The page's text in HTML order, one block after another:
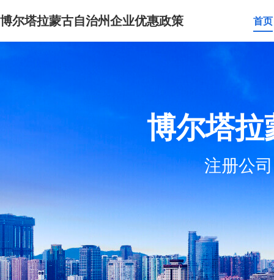
博尔塔拉蒙古自治州企业优惠政策 首页
博尔塔
注册公